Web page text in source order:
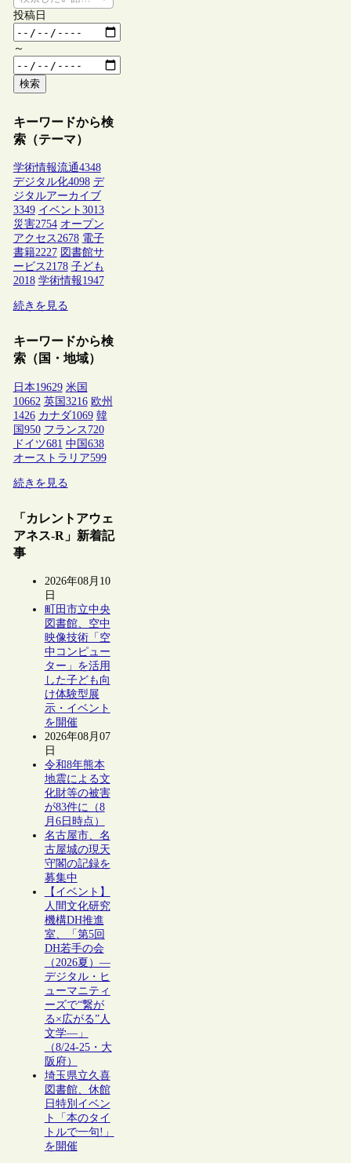
投稿日
～
検索
キーワードから検
索（テーマ）
学術情報流通4348
デジタル化4098 デ
ジタルアーカイブ
3349 イベント 3013
災害2754 オープン
アクセス 2678 電子
書籍2227 図書館サ
ービス 2178 子ども
2018 学術情報1947
続きを見る
キーワードから検
索（国・地域）
日本19629 米国
10662 英国3216 欧州
1426 カナダ1069 韓
国950 フランス 720
ドイツ681 中国638
オーストラリア599
続きを見る
「カレントアウェ
アネス-R」新着記
事
2026年08月10
日
町田市立中央
図書館、空中
映像技術「空
中コンピュー
ター」を活用
した子ども向
け体験型展
示・イベント
を開催
2026年08月07
日
令和8年熊本
地震による文
化財等の被害
が83件に（8
月6日時点）
名古屋市、名
古屋城の現天
守閣の記録を
募集中
【イベント】
人間文化研究
機構DH推進
室、「第5回
DH若手の会
（2026夏）―
デジタル・ヒ
ューマニティ
ーズで“繋が
る×広がる”人
文学―」
（8/24-25・大
阪府）
埼玉県立久喜
図書館、休館
日特別イベン
ト「本のタイ
トルで一句!」
を開催